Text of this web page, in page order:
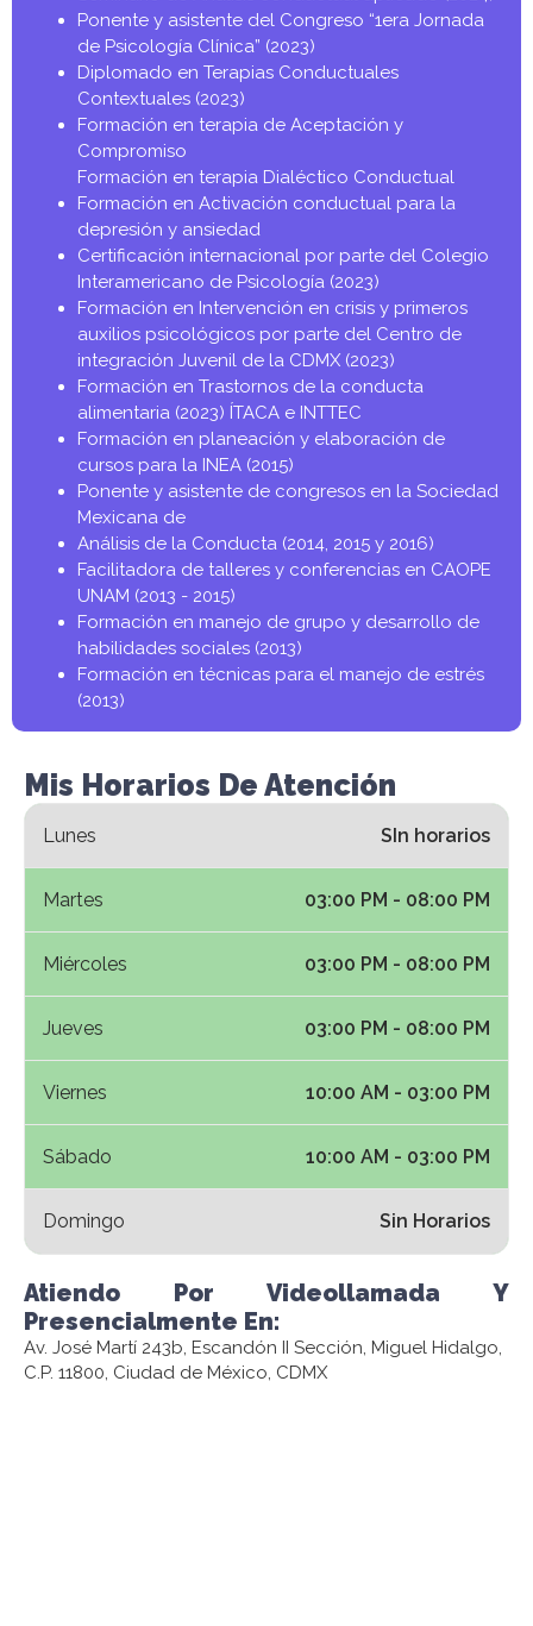
Ponente y asistente del Congreso “1era Jornada
de Psicología Clínica” (2023)
Diplomado en Terapias Conductuales
Contextuales (2023)
Formación en terapia de Aceptación y
Compromiso
Formación en terapia Dialéctico Conductual
Formación en Activación conductual para la
depresión y ansiedad
Certificación internacional por parte del Colegio
Interamericano de Psicología (2023)
Formación en Intervención en crisis y primeros
auxilios psicológicos por parte del Centro de
integración Juvenil de la CDMX (2023)
Formación en Trastornos de la conducta
alimentaria (2023) ÍTACA e INTTEC
Formación en planeación y elaboración de
cursos para la INEA (2015)
Ponente y asistente de congresos en la Sociedad
Mexicana de
Análisis de la Conducta (2014, 2015 y 2016)
Facilitadora de talleres y conferencias en CAOPE
UNAM (2013 - 2015)
Formación en manejo de grupo y desarrollo de
habilidades sociales (2013)
Formación en técnicas para el manejo de estrés
(2013)
Atiendo Por Videollamada Y
Presencialmente En:
Av. José Martí 243b, Escandón II Sección, Miguel Hidalgo,
C.P. 11800, Ciudad de México, CDMX
Mis Horarios De Atención
Lunes SIn horarios
Martes 03:00 PM - 08:00 PM
Miércoles 03:00 PM - 08:00 PM
Jueves 03:00 PM - 08:00 PM
Viernes 10:00 AM - 03:00 PM
Sábado 10:00 AM - 03:00 PM
Domingo Sin Horarios